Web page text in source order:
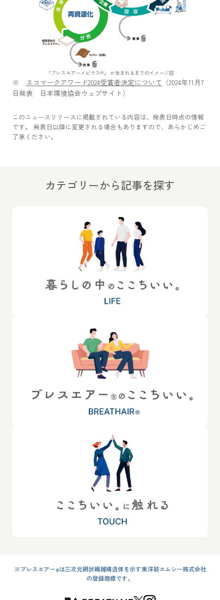
「ブレスエアーメビウス®」 が生まれるまでのイメージ図
※ エコマークアワード2024受賞者決定について （2024年11月7
日発表 日本環境協会ウェブサイト）
このニュースリリースに掲載されている内容は、発表日時点の情報
です。 発表日以降に変更される場合もありますので、あらかじめご
了承ください。
カテゴリーから記事を探す
※ブレスエアー®は三次元網状繊維構造体を示す東洋紡エムシー株式会社
の登録商標です。